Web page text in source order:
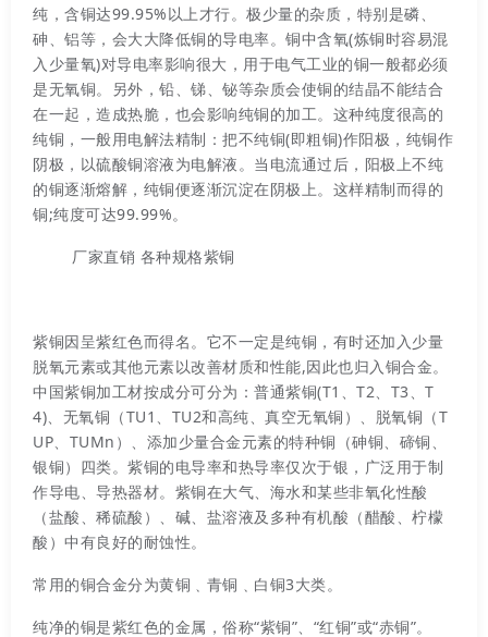
纯，含铜达99.95%以上才行。极少量的杂质，特别是磷、
砷、铝等，会大大降低铜的导电率。铜中含氧(炼铜时容易混
入少量氧)对导电率影响很大，用于电气工业的铜一般都必须
是无氧铜。另外，铅、锑、铋等杂质会使铜的结晶不能结合
在一起，造成热脆，也会影响纯铜的加工。这种纯度很高的
纯铜，一般用电解法精制：把不纯铜(即粗铜)作阳极，纯铜作
阴极，以硫酸铜溶液为电解液。当电流通过后，阳极上不纯
的铜逐渐熔解，纯铜便逐渐沉淀在阴极上。这样精制而得的
铜;纯度可达99.99%。
厂家直销 各种规格紫铜
紫铜因呈紫红色而得名。它不一定是纯铜，有时还加入少量
脱氧元素或其他元素以改善材质和性能,因此也归入铜合金。
中国紫铜加工材按成分可分为：普通紫铜(T1、T2、T3、T
4)、无氧铜（TU1、TU2和高纯、真空无氧铜）、脱氧铜（T
UP、TUMn）、添加少量合金元素的特种铜（砷铜、碲铜、
银铜）四类。紫铜的电导率和热导率仅次于银，广泛用于制
作导电、导热器材。紫铜在大气、海水和某些非氧化性酸
（盐酸、稀硫酸）、碱、盐溶液及多种有机酸（醋酸、柠檬
酸）中有良好的耐蚀性。
常用的铜合金分为黄铜﹑青铜﹑白铜3大类。
纯净的铜是紫红色的金属，俗称“紫铜”、“红铜”或“赤铜”。